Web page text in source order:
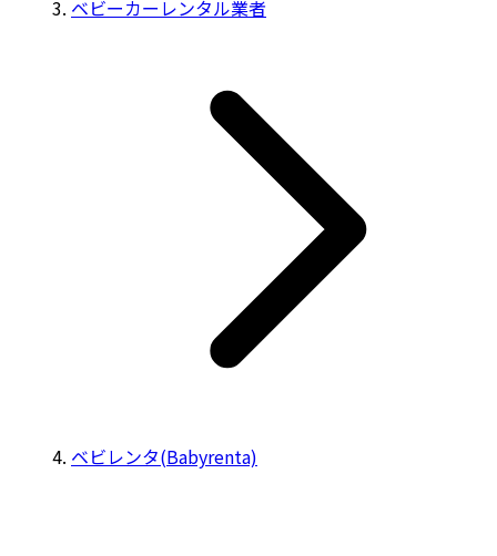
ベビーカーレンタル業者
ベビレンタ(Babyrenta)